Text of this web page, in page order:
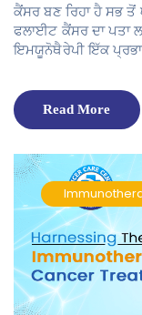
ਕੈਂਸਰ ਬਣ ਰਿਹਾ ਹੈ ਸਭ ਤੋਂ
ਫਲਾਈਟ ਕੈਂਸਰ ਦਾ ਪਤਾ
ਇਮਯੂਨੋਥੈਰੇਪੀ ਇੱਕ
Read More